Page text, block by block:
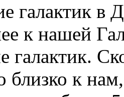
галактик в
к нашей
галактик.
близко к